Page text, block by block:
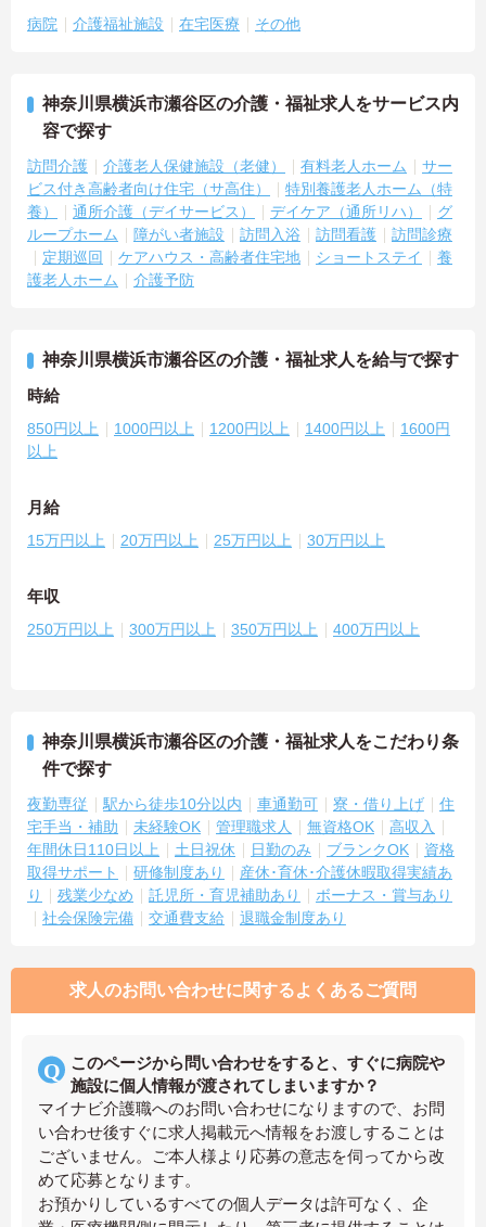
病院 介護福祉施設 在宅医療 その他
神奈川県横浜市瀬谷区の介護・福祉求人をサービス内
容で探す
訪問介護 介護老人保健施設（老健） 有料老人ホーム
サー
ビス付き高齢者向け住宅（サ高住）
特別養護老人ホーム（特
養）
通所介護（デイサービス） デイケア（通所リハ）
グ
ループホーム
障がい者施設 訪問入浴 訪問看護
訪問診療
定期巡回
ケアハウス・高齢者住宅地 ショートステイ
養
護老人ホーム
介護予防
神奈川県横浜市瀬谷区の介護・福祉求人を給与で探す
時給
850円以上 1000円以上 1200円以上 1400円以上
1600円
以上
月給
15万円以上 20万円以上 25万円以上 30万円以上
年収
250万円以上 300万円以上 350万円以上 400万円以上
神奈川県横浜市瀬谷区の介護・福祉求人をこだわり条
件で探す
夜勤専従 駅から徒歩10分以内 車通勤可 寮・借り上げ
住
宅手当・補助
未経験OK 管理職求人 無資格OK
高収入
年間休日110日以上
土日祝休 日勤のみ ブランクOK
資格
取得サポート
研修制度あり
産休･育休･介護休暇取得実績あ
り
残業少なめ 託児所・育児補助あり
ボーナス・賞与あり
社会保険完備
交通費支給 退職金制度あり
求人のお問い合わせに関するよくあるご質問
このページから問い合わせをすると、すぐに病院や
施設に個人情報が渡されてしまいますか？
マイナビ介護職へのお問い合わせになりますので、お問
い合わせ後すぐに求人掲載元へ情報をお渡しすることは
ございません。ご本人様より応募の意志を伺ってから改
めて応募となります。
お預かりしているすべての個人データは許可なく、企